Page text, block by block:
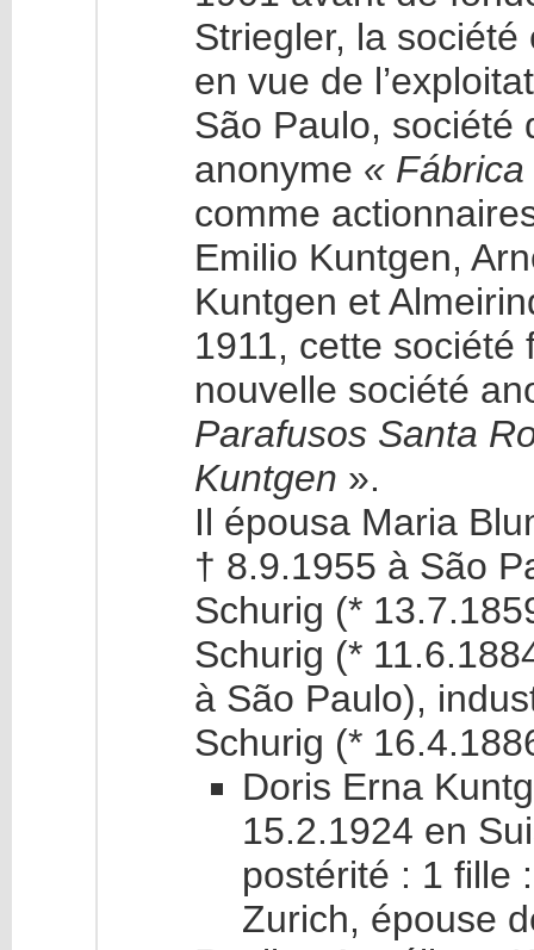
Striegler, la
en vue de
São Paulo, société
anonyme «
comme
Emilio Kuntgen,
Kuntgen et
1911, cette société
nouvelle société
Parafusos Santa
Kuntgen ».
Il épousa Maria
† 8.9.1955 à São
Schurig (*
Schurig (*
à São Paulo),
Schurig (*
Doris Erna
15.2.1924 en
postérité : 1
Zurich, épouse